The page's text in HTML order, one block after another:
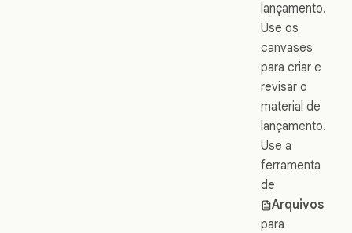
lançamento.
Use os
canvases
para criar e
revisar o
material de
lançamento.
Use a
ferramenta
de
Arquivos
para